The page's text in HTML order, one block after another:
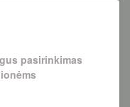
pasirinkimas